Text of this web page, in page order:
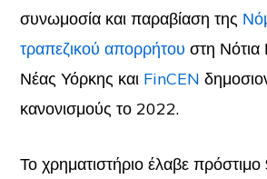
συνωμοσία και παραβίαση της
τραπεζικού απορρήτου στη Νότια
Νέας Υόρκης και FinCEN
κανονισμούς το 2022.
Το χρηματιστήριο έλαβε